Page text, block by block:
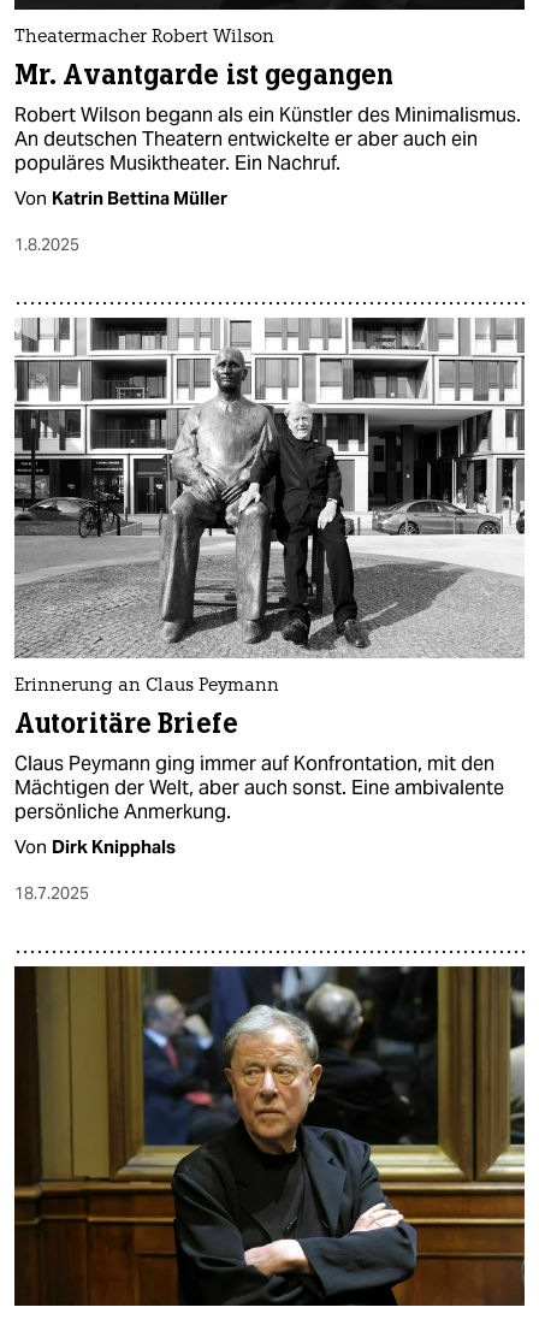
Theatermacher Robert Wilson
Mr. Avantgarde ist gegangen
Robert Wilson begann als ein Künstler des Minimalismus.
An deutschen Theatern entwickelte er aber auch ein
populäres Musiktheater. Ein Nachruf.
Von Katrin Bettina Müller
1.8.2025
Erinnerung an Claus Peymann
Autoritäre Briefe
Claus Peymann ging immer auf Konfrontation, mit den
Mächtigen der Welt, aber auch sonst. Eine ambivalente
persönliche Anmerkung.
Von Dirk Knipphals
18.7.2025